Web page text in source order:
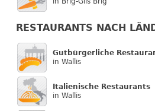
RESTAURANTS NACH
Gutbürgerliche
in Wallis
Italienische Restaurants
in Wallis